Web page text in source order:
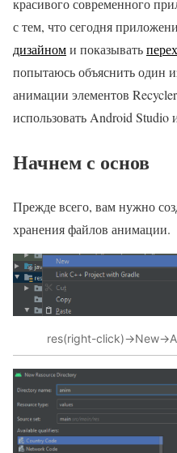
красивого современного
с тем, что сегодня
дизайноми показывать
попытаюсь объяснить один
анимации элементов
использовать Android
Начнем с основ
Прежде всего, вам нужно
хранения файлов анимации.
res(right-click)->New-